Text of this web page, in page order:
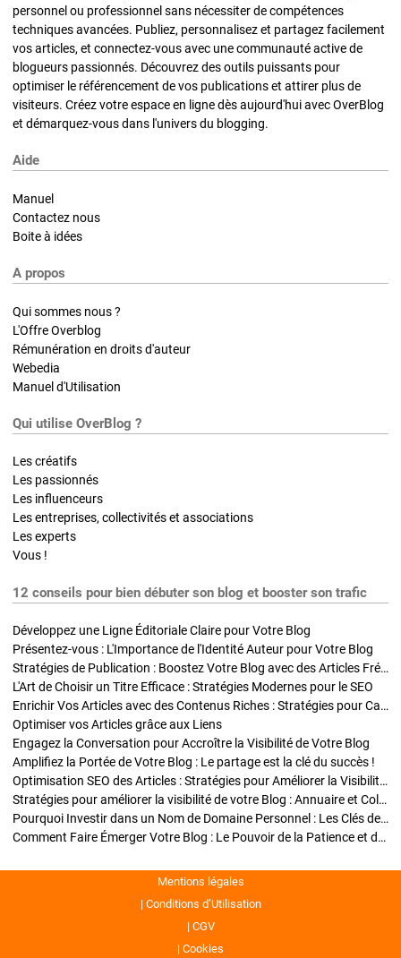
personnel ou professionnel sans nécessiter de compétences
techniques avancées. Publiez, personnalisez et partagez facilement
vos articles, et connectez-vous avec une communauté active de
blogueurs passionnés. Découvrez des outils puissants pour
optimiser le référencement de vos publications et attirer plus de
visiteurs. Créez votre espace en ligne dès aujourd'hui avec OverBlog
et démarquez-vous dans l'univers du blogging.
Aide
Manuel
Contactez nous
Boite à idées
A propos
Qui sommes nous ?
L'Offre Overblog
Rémunération en droits d'auteur
Webedia
Manuel d'Utilisation
Qui utilise OverBlog ?
Les créatifs
Les passionnés
Les influenceurs
Les entreprises, collectivités et associations
Les experts
Vous !
12 conseils pour bien débuter son blog et booster son trafic
Développez une Ligne Éditoriale Claire pour Votre Blog
Présentez-vous : L'Importance de l'Identité Auteur pour Votre Blog
Stratégies de Publication : Boostez Votre Blog avec des Articles Fréquents et Exclusifs
L'Art de Choisir un Titre Efficace : Stratégies Modernes pour le SEO
Enrichir Vos Articles avec des Contenus Riches : Stratégies pour Captiver et Optimiser
Optimiser vos Articles grâce aux Liens
Engagez la Conversation pour Accroître la Visibilité de Votre Blog
Amplifiez la Portée de Votre Blog : Le partage est la clé du succès !
Optimisation SEO des Articles : Stratégies pour Améliorer la Visibilité de Votre Blog
Stratégies pour améliorer la visibilité de votre Blog : Annuaire et Collaborations
Pourquoi Investir dans un Nom de Domaine Personnel : Les Clés de la Réussite de Votre Blog
Comment Faire Émerger Votre Blog : Le Pouvoir de la Patience et de la Persévérance
Mentions légales
Conditions d’Utilisation
CGV
Cookies